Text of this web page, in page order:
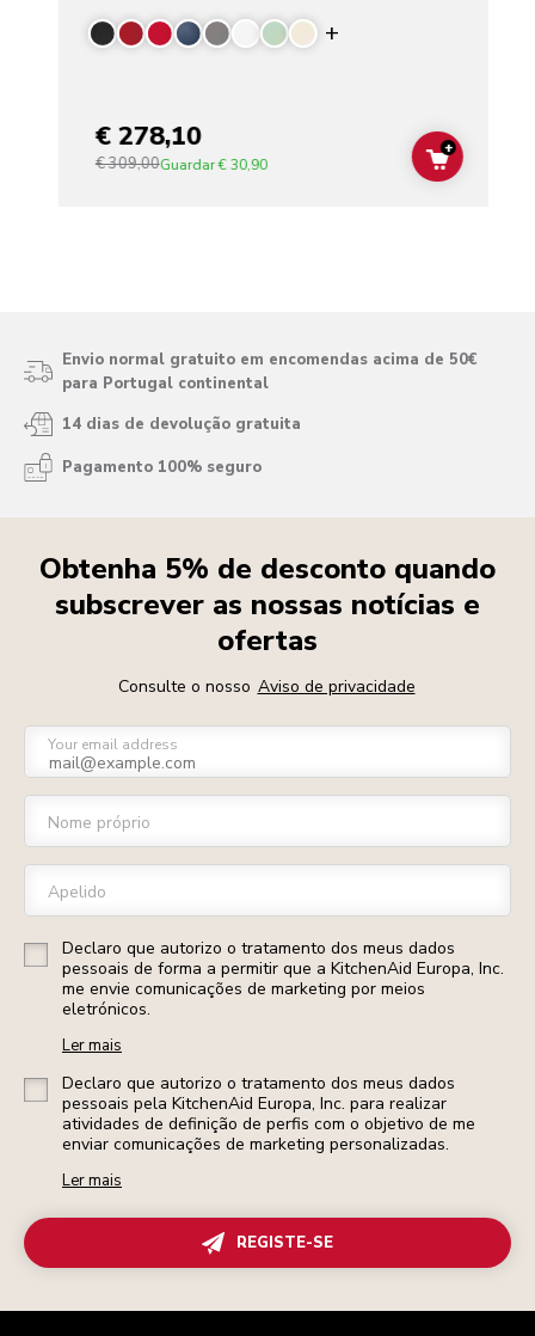
Display more
€ 278,10
€ 309,00Guardar€ 30,90 ADD TO
+
Envio normal gratuito em encomendas acima de 50€
para Portugal continental
14 dias de devolução gratuita
Pagamento 100% seguro
Obtenha 5% de desconto quando
subscrever as nossas notícias e
ofertas
Consulte o nosso Aviso de privacidade
Your email address
Nome próprio
Apelido
Declaro que autorizo o tratamento dos meus dados
pessoais de forma a permitir que a KitchenAid Europa, Inc.
me envie comunicações de marketing por meios
eletrónicos.
Ler mais
Declaro que autorizo o tratamento dos meus dados
pessoais pela KitchenAid Europa, Inc. para realizar
atividades de definição de perfis com o objetivo de me
enviar comunicações de marketing personalizadas.
Ler mais
REGISTE-SE